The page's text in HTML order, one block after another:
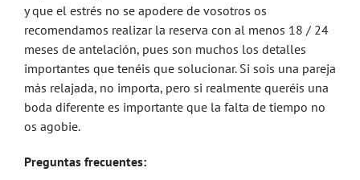
y que el estrés no se apodere de vosotros os
recomendamos realizar la reserva con al menos 18 / 24
meses de antelación, pues son muchos los detalles
importantes que tenéis que solucionar. Si sois una pareja
más relajada, no importa, pero si realmente queréis una
boda diferente es importante que la falta de tiempo no
os agobie.
Preguntas frecuentes: